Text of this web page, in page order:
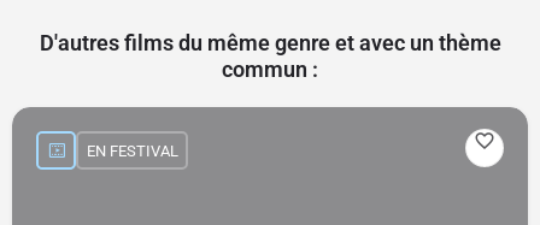
D'autres films du même genre et avec un thème
commun :
EN FESTIVAL